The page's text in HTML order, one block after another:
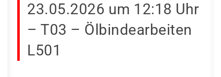
23.05.2026 um 12:18 Uhr
– T03 – Ölbindearbeiten
L501